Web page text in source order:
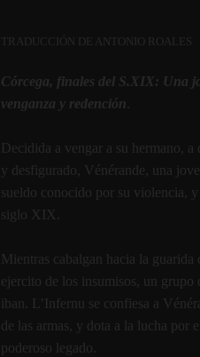
TRADUCCIÓN DE ANTONIO ROALES
Córcega, finales del S.XIX: Una
venganza y redención
Decidida a vengar a su hermano,
y desfigurado, Vénérande, una
sueldo conocido por su violencia, y
siglo XIX.
Mientras cabalgan hacia la
ejercito de los insumisos, un
iban. L’Infernu se confiesa a
de las armas, y dota a la lucha por
poderoso legado.